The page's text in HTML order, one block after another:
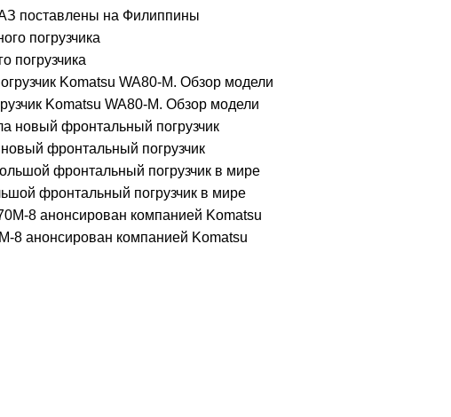
поставлены на Филиппины
погрузчика
Komatsu WA80-M. Обзор модели
фронтальный погрузчик
фронтальный погрузчик в мире
8 анонсирован компанией Komatsu